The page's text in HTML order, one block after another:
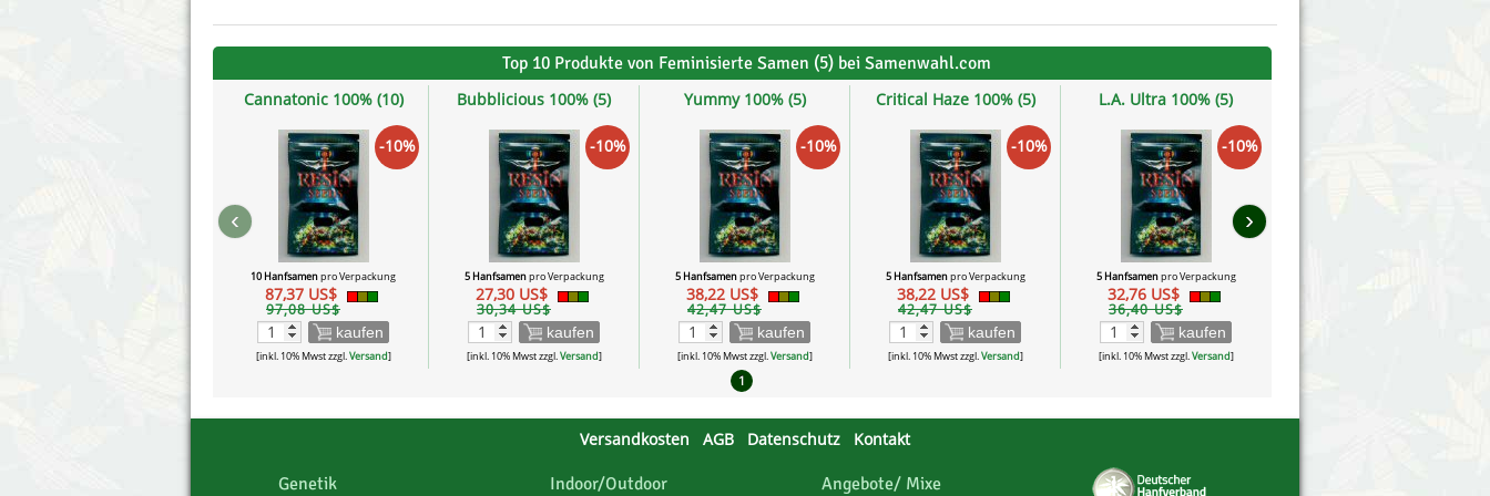
Top 10 Produkte von Feminisierte Samen (5) bei Samenwahl.com
Cannatonic 100% (10)
-10%
10 Hanfsamenpro Verpackung
87,37 US$
97,08 US$
kaufen
[inkl. 10% Mwst zzgl.Versand]
Bubblicious 100% (5)
-10%
5 Hanfsamenpro Verpackung
27,30 US$
30,34 US$
kaufen
[inkl. 10% Mwst zzgl.Versand]
Yummy 100% (5)
-10%
5 Hanfsamenpro Verpackung
38,22 US$
42,47 US$
kaufen
[inkl. 10% Mwst zzgl.Versand]
Critical Haze 100% (5)
-10%
5 Hanfsamenpro Verpackung
38,22 US$
42,47 US$
kaufen
[inkl. 10% Mwst zzgl.Versand]
L.A. Ultra 100% (5)
-10%
5 Hanfsamenpro Verpackung
32,76 US$
36,40 US$
kaufen
[inkl. 10% Mwst zzgl.Versand]
‹ ›
1
Versandkosten AGB Datenschutz Kontakt
Genetik Indoor/Outdoor Angebote/ Mixe